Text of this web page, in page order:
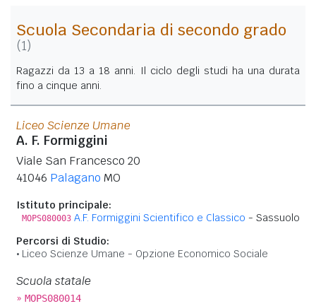
Scuola Secondaria di secondo grado
(1)
Ragazzi da 13 a 18 anni. Il ciclo degli studi ha una durata
fino a cinque anni.
Liceo Scienze Umane
A. F. Formiggini
Viale San Francesco 20
41046 Palagano MO
Istituto principale:
MOPS080003 A.F. Formiggini Scientifico e Classico - Sassuolo
Percorsi di Studio:
Liceo Scienze Umane - Opzione Economico Sociale
Scuola statale
» MOPS080014